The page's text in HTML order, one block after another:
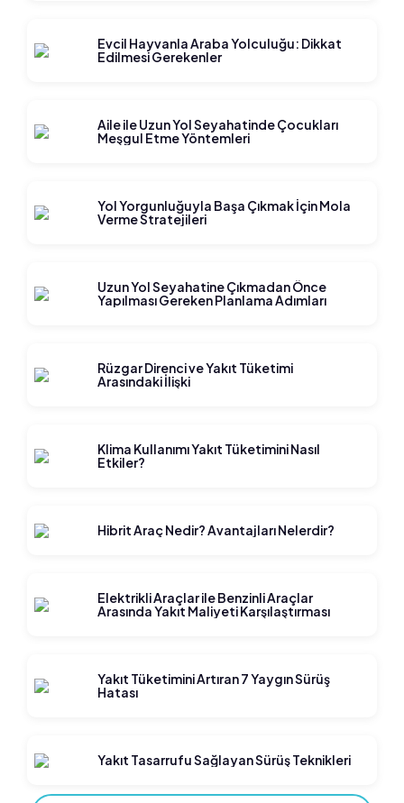
Evcil Hayvanla Araba Yolculuğu: Dikkat
Edilmesi Gerekenler
Aile ile Uzun Yol Seyahatinde Çocukları
Meşgul Etme Yöntemleri
Yol Yorgunluğuyla Başa Çıkmak İçin Mola
Verme Stratejileri
Uzun Yol Seyahatine Çıkmadan Önce
Yapılması Gereken Planlama Adımları
Rüzgar Direnci ve Yakıt Tüketimi
Arasındaki İlişki
Klima Kullanımı Yakıt Tüketimini Nasıl
Etkiler?
Hibrit Araç Nedir? Avantajları Nelerdir?
Elektrikli Araçlar ile Benzinli Araçlar
Arasında Yakıt Maliyeti Karşılaştırması
Yakıt Tüketimini Artıran 7 Yaygın Sürüş
Hatası
Yakıt Tasarrufu Sağlayan Sürüş Teknikleri